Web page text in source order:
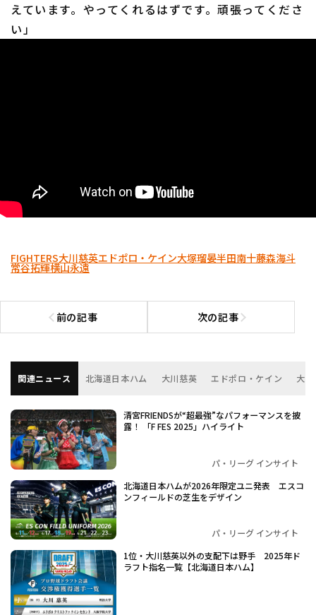
えています。やってくれるはずです。頑張ってくださ
い」
FIGHTERS大川慈英エドポロ・ケイン大塚瑠晏半田南十藤森海斗
常谷拓輝横山永遠
前の記事
前の記事へ 次の記事次の記事へ
関連ニュース 北海道日本ハム 大川慈英 エドポロ・ケイン 大
清宮FRIENDSが“超最強”なパフォーマンスを披
露！ 「F FES 2025」ハイライト
パ・リーグ インサイト
北海道日本ハムが2026年限定ユニ発表 エスコ
ンフィールドの芝生をデザイン
パ・リーグ インサイト
1位・大川慈英以外の支配下は野手 2025年ド
ラフト指名一覧【北海道日本ハム】